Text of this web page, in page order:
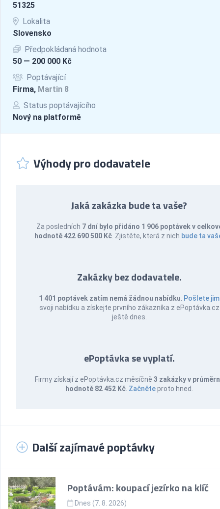
51325
Lokalita
Slovensko
Předpokládaná hodnota
50 — 200 000 Kč
Poptávající
Firma, Martin 8
Status poptávajícího
Nový na platformě
Výhody pro dodavatele
Jaká zakázka bude ta vaše?
Za posledních 7 dní bylo přidáno 1 906 poptávek v
hodnotě 422 690 500 Kč . Zjistěte, která z nich bude ta
Zakázky bez dodavatele.
1 401 poptávek zatím nemá žádnou nabídku Pošlete jim
svoji nabídku a získejte prvního zákazníka z ePoptávka.cz
ještě dnes.
ePoptávka se vyplatí.
Firmy získají z ePoptávka.cz měsíčně 3 zakázky v
hodnotě 82 452 Kč Začněteproto hned.
Další zajímavé poptávky
Poptávám: koupací jezírko na klíč
Dnes (7. 8. 2026)